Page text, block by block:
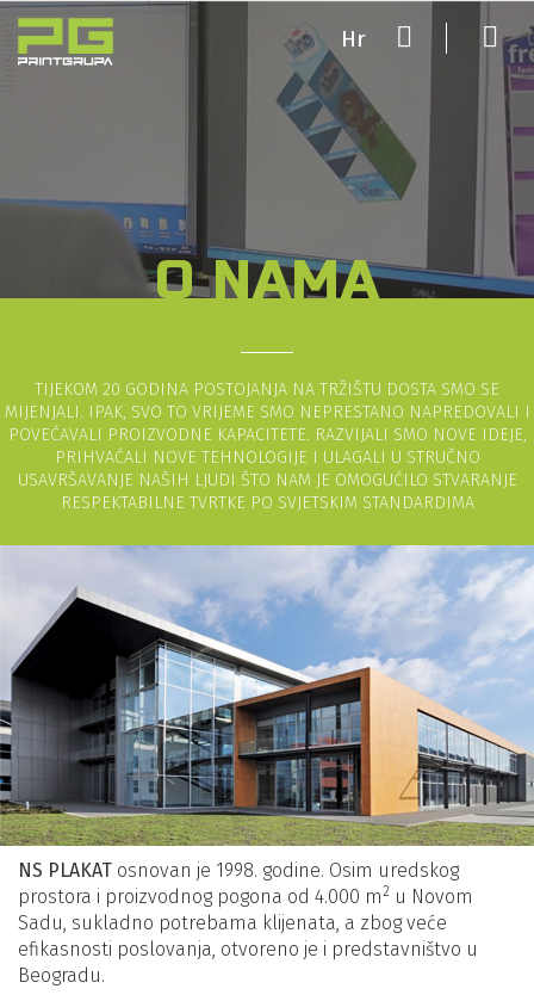
Hr
O NAMA
TIJEKOM 20 GODINA POSTOJANJA NA TRŽIŠTU DOSTA SMO SE
MIJENJALI. IPAK, SVO TO VRIJEME SMO NEPRESTANO NAPREDOVALI I
POVEĆAVALI PROIZVODNE KAPACITETE. RAZVIJALI SMO NOVE IDEJE,
PRIHVAĆALI NOVE TEHNOLOGIJE I ULAGALI U STRUČNO
USAVRŠAVANJE NAŠIH LJUDI ŠTO NAM JE OMOGUĆILO STVARANJE
RESPEKTABILNE TVRTKE PO SVJETSKIM STANDARDIMA
NS PLAKAT osnovan je 1998. godine. Osim uredskog
prostora i proizvodnog pogona od 4.000 m2 u Novom
Sadu, sukladno potrebama klijenata, a zbog veće
efikasnosti poslovanja, otvoreno je i predstavništvo u
Beogradu.